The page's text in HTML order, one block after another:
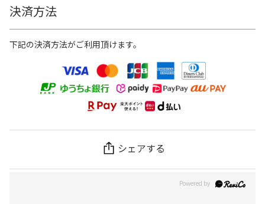
決済方法
下記の決済方法がご利用頂けます。
シェアする